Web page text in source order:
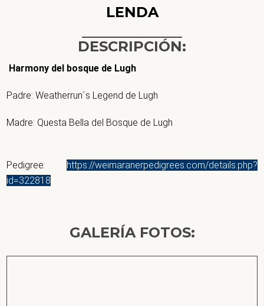
LENDA
DESCRIPCIÓN:
Harmony del bosque de Lugh
Padre: Weatherrun´s Legend de Lugh
Madre: Questa Bella del Bosque de Lugh
Pedigree: https://weimaranerpedigrees.com/details.php?
id=322818
GALERÍA FOTOS: